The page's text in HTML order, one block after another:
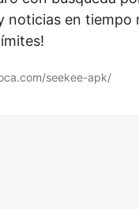
en tiempo
seekee-apk/